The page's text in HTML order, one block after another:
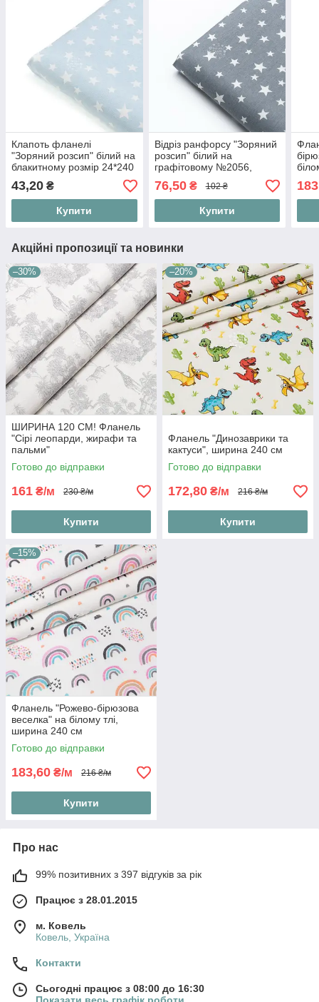
Клапоть фланелі
"Зоряний розсип" білий на
блакитному розмір 24*240
43,20 ₴
Купити
Відріз ранфорсу "Зоряний
розсип" білий на
графітовому №2056,
76,50₴ 102 ₴
Купити
Акційні пропозиції та новинки
–30%
ШИРИНА 120 СМ! Фланель
"Сірі леопарди, жирафи та
пальми"
Готово до відправки
161 ₴/м 230 ₴/м
Купити
–20%
Фланель "Динозаврики та
кактуси", ширина 240 см
Готово до відправки
172,80 ₴/м 216 ₴/м
Купити
–15%
Фланель "Рожево-бірюзова
веселка" на білому тлі,
ширина 240 см
Готово до відправки
183,60 ₴/м 216 ₴/м
Купити
Про нас
99% позитивних з 397 відгуків за рік
Працює з 28.01.2015
м. Ковель
Ковель, Україна
Контакти
Сьогодні працює з 08:00 до 16:30